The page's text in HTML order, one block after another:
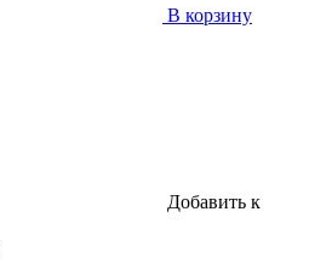
В корзину
Добавить к